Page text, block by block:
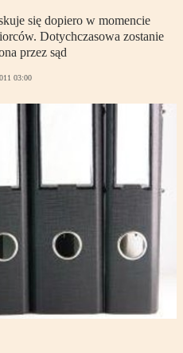
się dopiero w momencie
Dotychczasowa zostanie
przez sąd
03:00